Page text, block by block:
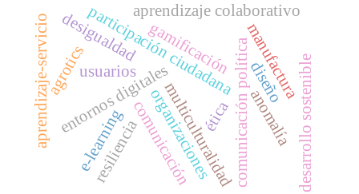
participación ciudadana
entornos digitales comunicación política
comunicaciónmulticulturalidad
organizaciones
manufactura
aprendizaje-servicio diseño
aprendizaje colaborativo
ética
gamificación
e-learning
usuarios
desigualdad
resiliencia desarrollo sostenible
anomalía
agrotics